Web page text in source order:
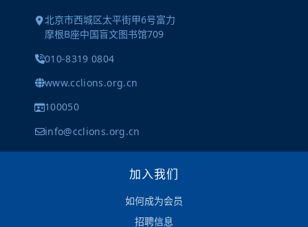
北京市西城区太平街甲6号富力
摩根B座中国盲文图书馆709
010-8319 0804
www.cclions.org.cn
100050
info@cclions.org.cn
加入我们
如何成为会员
招聘信息